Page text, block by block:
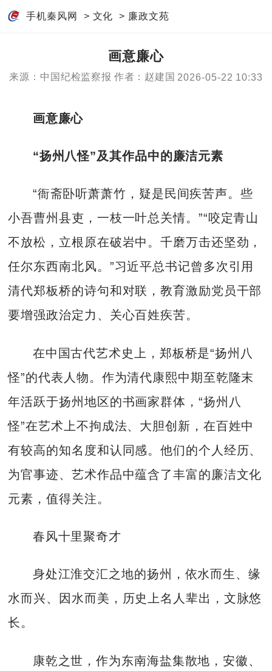
手机秦风网 > 文化 > 廉政文苑
画意廉心
来源：中国纪检监察报 作者：赵建国 2026-05-22 10:33
画意廉心
“扬州八怪”及其作品中的廉洁元素
“衙斋卧听萧萧竹，疑是民间疾苦声。些
小吾曹州县吏，一枝一叶总关情。”“咬定青山
不放松，立根原在破岩中。千磨万击还坚劲，
任尔东西南北风。”习近平总书记曾多次引用
清代郑板桥的诗句和对联，教育激励党员干部
要增强政治定力、关心百姓疾苦。
在中国古代艺术史上，郑板桥是“扬州八
怪”的代表人物。作为清代康熙中期至乾隆末
年活跃于扬州地区的书画家群体，“扬州八
怪”在艺术上不拘成法、大胆创新，在百姓中
有较高的知名度和认同感。他们的个人经历、
为官事迹、艺术作品中蕴含了丰富的廉洁文化
元素，值得关注。
春风十里聚奇才
身处江淮交汇之地的扬州，依水而生、缘
水而兴、因水而美，历史上名人辈出，文脉悠
长。
康乾之世，作为东南海盐集散地，安徽、